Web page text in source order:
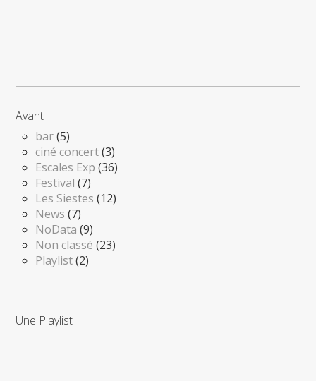
Avant
bar(5)
ciné concert(3)
Escales Exp (36)
Festival (7)
Les Siestes (12)
News (7)
NoData (9)
Non classé (23)
Playlist(2)
Une Playlist